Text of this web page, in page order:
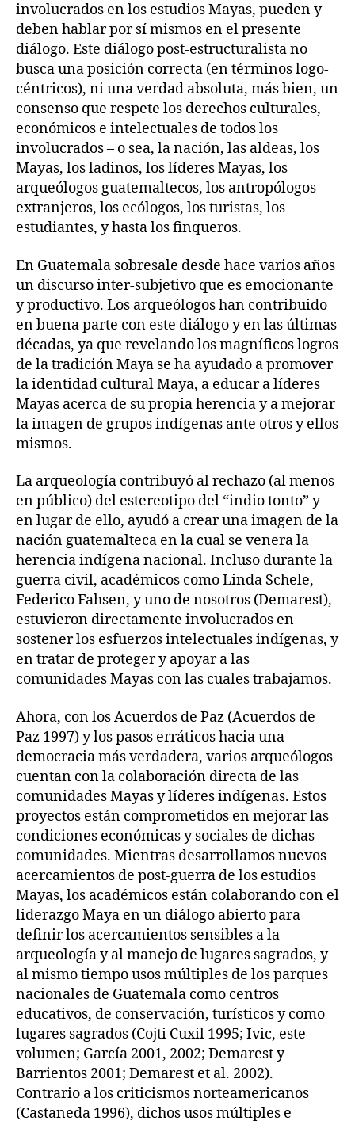
involucrados en los estudios Mayas, pueden y
deben hablar por sí mismos en el presente
diálogo. Este diálogo post-estructuralista no
busca una posición correcta (en términos logo-
céntricos), ni una verdad absoluta, más bien, un
consenso que respete los derechos culturales,
económicos e intelectuales de todos los
involucrados – o sea, la nación, las aldeas, los
Mayas, los ladinos, los líderes Mayas, los
arqueólogos guatemaltecos, los antropólogos
extranjeros, los ecólogos, los turistas, los
estudiantes, y hasta los finqueros.
En Guatemala sobresale desde hace varios años
un discurso inter-subjetivo que es emocionante
y productivo. Los arqueólogos han contribuido
en buena parte con este diálogo y en las últimas
décadas, ya que revelando los magníficos logros
de la tradición Maya se ha ayudado a promover
la identidad cultural Maya, a educar a líderes
Mayas acerca de su propia herencia y a mejorar
la imagen de grupos indígenas ante otros y ellos
mismos.
La arqueología contribuyó al rechazo (al menos
en público) del estereotipo del “indio tonto” y
en lugar de ello, ayudó a crear una imagen de la
nación guatemalteca en la cual se venera la
herencia indígena nacional. Incluso durante la
guerra civil, académicos como Linda Schele,
Federico Fahsen, y uno de nosotros (Demarest),
estuvieron directamente involucrados en
sostener los esfuerzos intelectuales indígenas, y
en tratar de proteger y apoyar a las
comunidades Mayas con las cuales trabajamos.
Ahora, con los Acuerdos de Paz (Acuerdos de
Paz 1997) y los pasos erráticos hacia una
democracia más verdadera, varios arqueólogos
cuentan con la colaboración directa de las
comunidades Mayas y líderes indígenas. Estos
proyectos están comprometidos en mejorar las
condiciones económicas y sociales de dichas
comunidades. Mientras desarrollamos nuevos
acercamientos de post-guerra de los estudios
Mayas, los académicos están colaborando con el
liderazgo Maya en un diálogo abierto para
definir los acercamientos sensibles a la
arqueología y al manejo de lugares sagrados, y
al mismo tiempo usos múltiples de los parques
nacionales de Guatemala como centros
educativos, de conservación, turísticos y como
lugares sagrados (Cojti Cuxil 1995; Ivic, este
volumen; García 2001, 2002; Demarest y
Barrientos 2001; Demarest et al. 2002).
Contrario a los criticismos norteamericanos
(Castaneda 1996), dichos usos múltiples e